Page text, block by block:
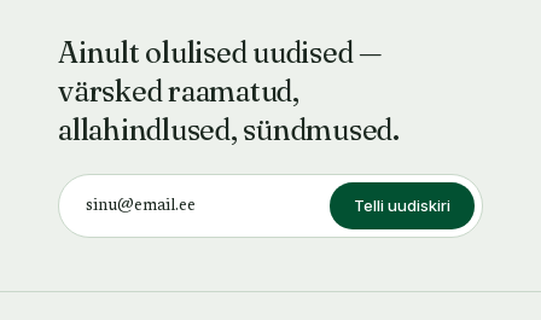
Ainult olulised uudised —
värsked raamatud,
allahindlused, sündmused.
Telli uudiskiri